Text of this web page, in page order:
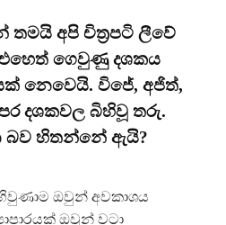
අපි චිත‍්‍රපටි ලීවේ
ගෙවුණු දශකය
නෙවෙයි. විජේ, අජිත්,
දශකවල බිහිවූ තරු.
බව හිතන්නේ ඇයි?
ඔවුන් අවකාශය
ඔවුන් වටා